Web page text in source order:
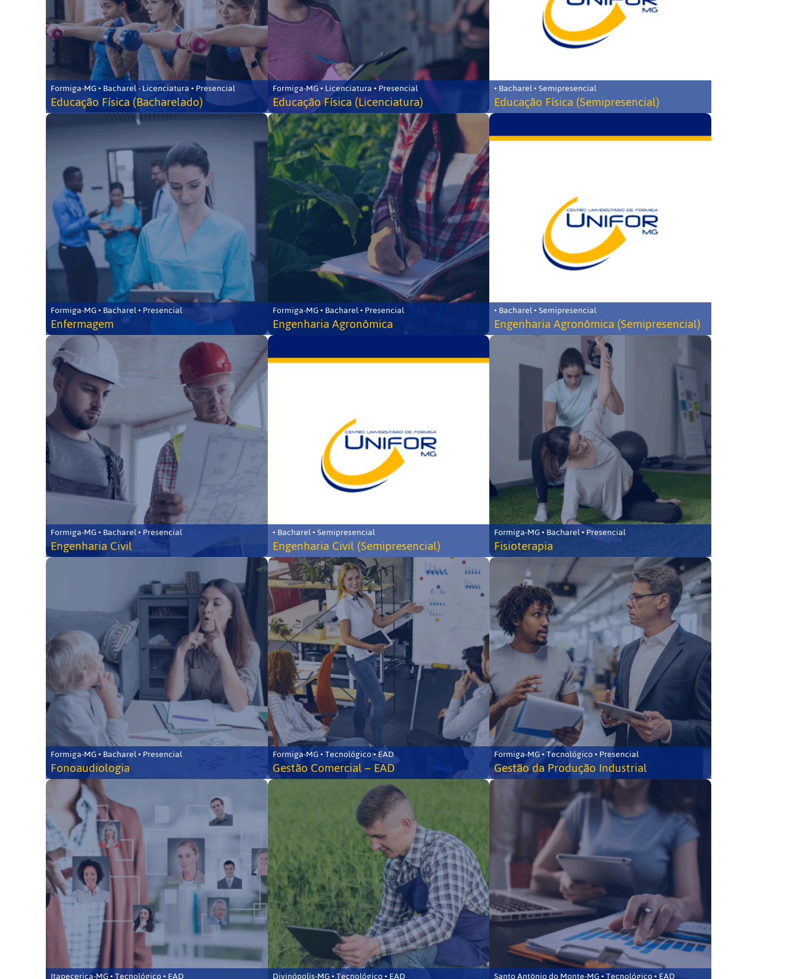
Formiga-MG • Bacharel - Licenciatura • Presencial
Educação Física (Bacharelado)
Formiga-MG • Licenciatura • Presencial
Educação Física (Licenciatura)
• Bacharel • Semipresencial
Educação Física (Semipresencial)
Formiga-MG • Bacharel • Presencial
Enfermagem
Formiga-MG • Bacharel • Presencial
Engenharia Agronômica
• Bacharel • Semipresencial
Engenharia Agronômica (Semipresencial)
Formiga-MG • Bacharel • Presencial
Engenharia Civil
• Bacharel • Semipresencial
Engenharia Civil (Semipresencial)
Formiga-MG • Bacharel • Presencial
Fisioterapia
Formiga-MG • Bacharel • Presencial
Fonoaudiologia
Formiga-MG • Tecnológico • EAD
Gestão Comercial – EAD
Formiga-MG • Tecnológico • Presencial
Gestão da Produção Industrial